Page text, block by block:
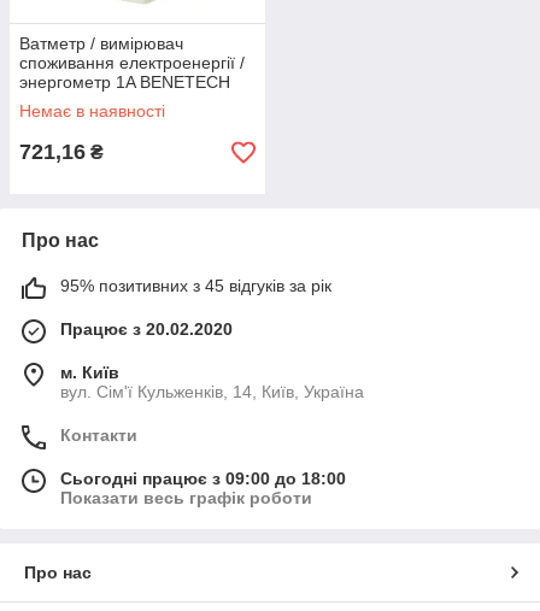
Ватметр / вимірювач
споживання електроенергії /
энергометр 1A BENETECH
GM87
Немає в наявності
721,16 ₴
Про нас
95% позитивних з 45 відгуків за рік
Працює з 20.02.2020
м. Київ
вул. Сім'ї Кульженків, 14, Київ, Україна
Контакти
Сьогодні працює з 09:00 до 18:00
Показати весь графік роботи
Про нас